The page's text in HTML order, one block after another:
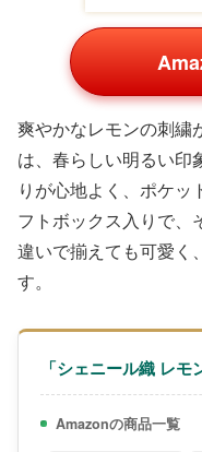
爽やかなレモンの刺繍
は、春らしい明るい印
りが心地よく、ポケ
フトボックス入りで、
違いで揃えても可愛く
す。
「シェニール織 レ
Amazonの商品一覧